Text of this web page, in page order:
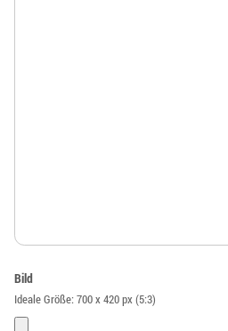
Bild
Ideale Größe: 700 x 420 px (5:3)